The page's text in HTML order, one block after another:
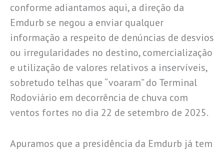
conforme adiantamos aqui, a direção da
Emdurb se negou a enviar qualquer
informação a respeito de denúncias de desvios
ou irregularidades no destino, comercialização
e utilização de valores relativos a inservíveis,
sobretudo telhas que “voaram” do Terminal
Rodoviário em decorrência de chuva com
ventos fortes no dia 22 de setembro de 2025.
Apuramos que a presidência da Emdurb já tem